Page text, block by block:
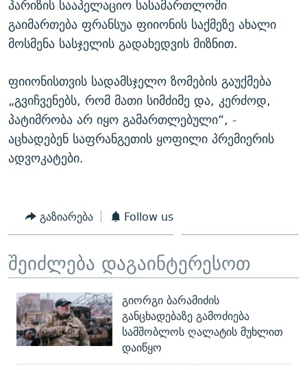
პარიზის სააპელაციო სასამართლოში
გაიმართება ფრანსუა ფიიონის საქმეზე ახალი
მოსმენა სასჯელის გადახედვის მიზნით.
ფიიონისთვის სადამსჯელო ზომების გაუქმება
„გვიჩვენებს, რომ მათი სიმძიმე და, კერძოდ,
პატიმრობა არ იყო გამართლებული“, -
აცხადებენ საფრანგეთის ყოფილი პრემიერის
ადვოკატები.
გაზიარება Follow us
შეიძლება დაგაინტერესოთ
გიორგი ბარამიძის
განცხადებაზე გამოძიება
სამშობლოს ღალატის მუხლით
დაიწყო